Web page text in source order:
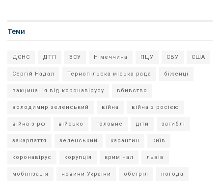
Теми
ДСНС ДТП ЗСУ Німеччина ПЦУ СБУ США
Сергій Надал Тернопільска міська рада біженці
вакцинація від коронавірусу вбивство
володимир зеленський війна війна з росією
війна з рф військо головне діти загиблі
закарпаття зеленський карантин київ
коронавірус корупція кримінал львів
мобілізація новини України обстріл погода